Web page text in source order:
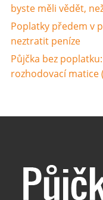
byste měli vědět,
Poplatky předem v
neztratit peníze
Půjčka bez
rozhodovací matice